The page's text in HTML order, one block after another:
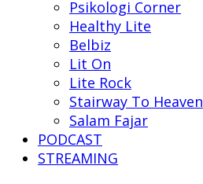
Psikologi Corner
Healthy Lite
Belbiz
Lit On
Lite Rock
Stairway To Heaven
Salam Fajar
PODCAST
STREAMING